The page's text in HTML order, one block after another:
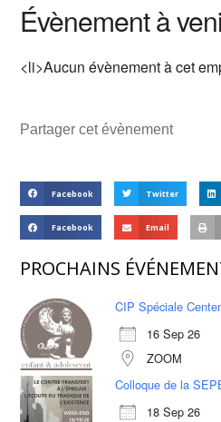
Évènement à
<li>Aucun évènement à cet
Partager cet évènement
Facebook Twitter
Facebook Email
PROCHAINS
CIP Spéciale
16 Sep 26
ZOOM
Colloque de la
18 Sep 26